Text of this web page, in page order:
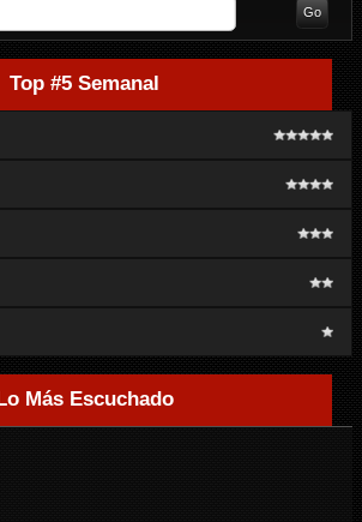
Top #5 Semanal
Lo Más Escuchado